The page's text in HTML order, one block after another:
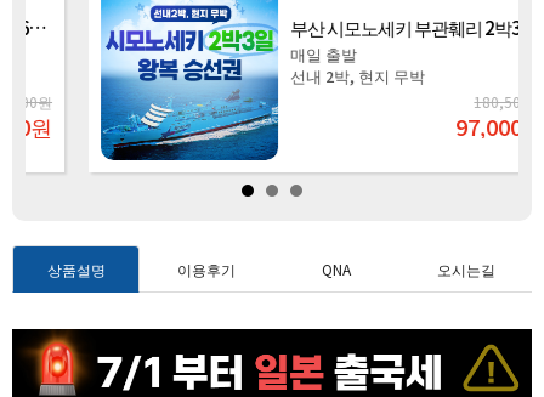
부산 시모노세키 부관훼리 2박3일 왕복탑승권
매일 출발
선내 2박, 현지 무박
180,500원
97,000원
상품설명 이용후기 QNA 오시는길